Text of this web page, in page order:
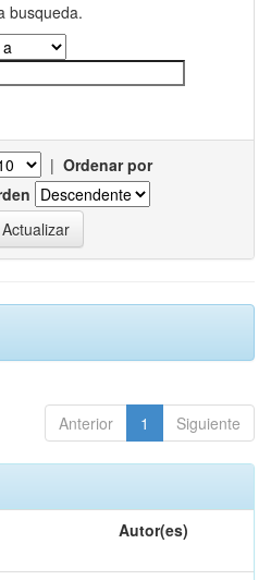
busqueda.
| Ordenar por
Anterior 1 Siguiente
Autor(es)